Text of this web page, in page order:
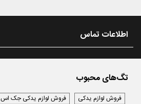
اطلاعات تماس
تگ‌های محبوب
فروش لوازم یدکی
فروش لوازم یدکی جک اس 5